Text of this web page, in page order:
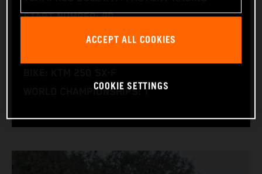
START NUMBER: 80
NATIONALITY: ITALIAN
WORLD CHAMPIONSHIPS: 1
ACCEPT ALL COOKIES
COOKIE SETTINGS